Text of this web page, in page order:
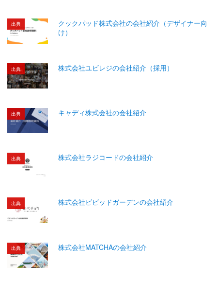
出典
クックパッド株式会社の会社紹介（デザイナー向
け）
出典 株式会社ユビレジの会社紹介（採用）
出典 キャディ株式会社の会社紹介
出典 株式会社ラジコードの会社紹介
出典 株式会社ビビッドガーデンの会社紹介
出典 株式会社MATCHAの会社紹介